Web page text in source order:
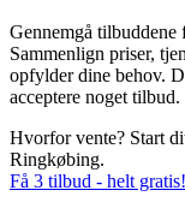
Gennemgå
Sammenlign priser,
opfylder dine behov.
acceptere noget tilbud.
Hvorfor vente? Start
Ringkøbing.
Få 3 tilbud - helt gratis!